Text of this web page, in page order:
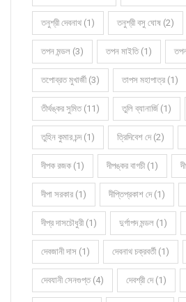
তনুশ্রী দেবনাথ (1) তনুশ্রী বসু ঘোষ (2)
তপন মন্ডল (3) তপন মাইতি (1)
তপোব্রত মুখার্জী (3) তাপস মহাপাত্র (1)
তীর্থঙ্কর সুমিত (11) তুলি ব্যানার্জি (1)
তুহিন কুমার চন্দ (1) ত্রিদিবেশ দে (2)
দীপক রজক (1) দীপঙ্কর বাগচী (1)
দীপা সরকার (1) দীপ্তিপ্রকাশ দে (1)
দীপ্র দাসচৌধুরী (1) দুর্গাপদ মন্ডল (1)
দেবজানী দাস (1) দেবনাথ চক্রবর্তী (1)
দেবযানী সেনগুপ্ত (4) দেবশ্রী দে (1)